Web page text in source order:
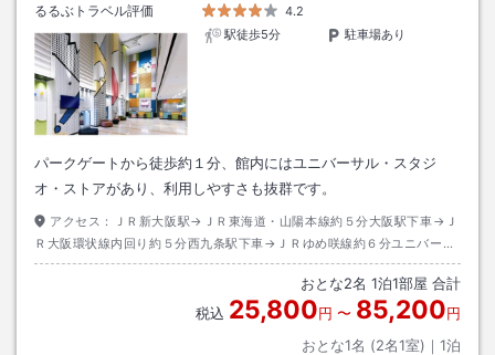
るるぶトラベル評価
4.2
駅徒歩5分
駐車場あり
パークゲートから徒歩約１分、館内にはユニバーサル・スタジ
オ・ストアがあり、利用しやすさも抜群です。
アクセス：
ＪＲ新大阪駅→ＪＲ東海道・山陽本線約５分大阪駅下車→Ｊ
Ｒ大阪環状線内回り約５分西九条駅下車→ＪＲゆめ咲線約６分ユニバーサ
ルシティ駅下車→徒歩約２分
おとな2名 1泊1部屋 合計
税込 25,800円 〜 85,200円
おとな1名 (2名1室)｜ 1泊